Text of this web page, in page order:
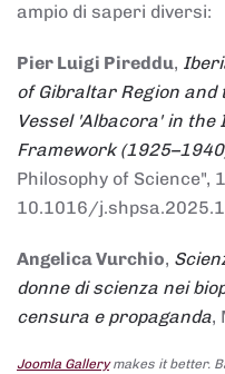
ampio di saperi diversi:
Pier Luigi Pireddu,
of Gibraltar Region and
Vessel 'Albacora' in
Framework
Philosophy of Science",
10.1016/
Angelica Vurchio,
donne di scienza nei
censura e propaganda,
Joomla Gallerymakes it better.